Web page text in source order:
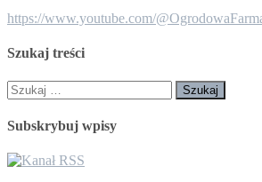
https://www.youtube.com/
Szukaj treści
Szukaj:
Subskrybuj wpisy